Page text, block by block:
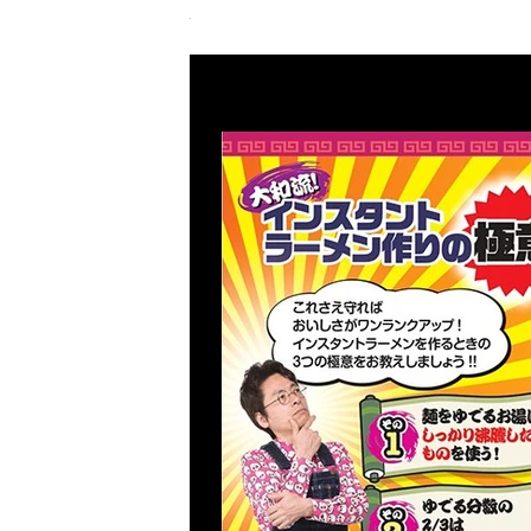
Previous